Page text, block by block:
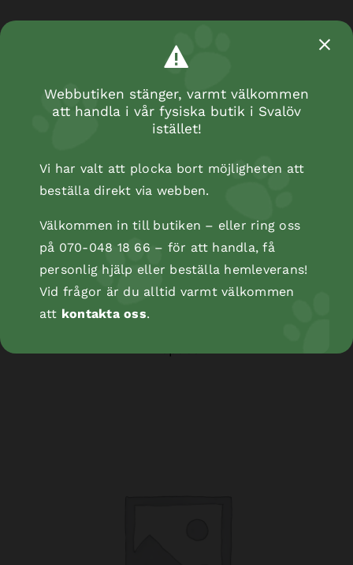
Webbutiken stänger, varmt välkommen
att handla i vår fysiska butik i Svalöv
istället!
Vi har valt att plocka bort möjligheten att
beställa direkt via webben.
Välkommen in till butiken – eller ring oss
på 070-048 18 66 – för att handla, få
personlig hjälp eller beställa hemleverans!
Vid frågor är du alltid varmt välkommen
att kontakta oss.